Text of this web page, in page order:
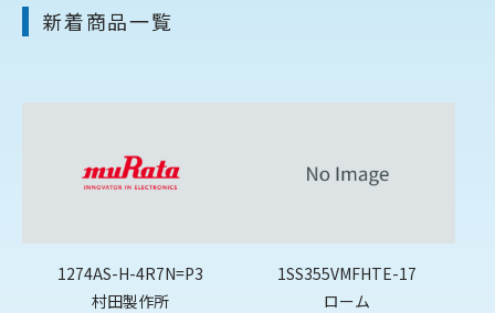
新着商品一覧
1274AS-H-4R7N=P3
村田製作所
1SS355VMFHTE-17
ローム